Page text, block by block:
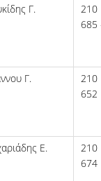
ΑΠΟ
Γ.
685
Γ.
652
Ε.
674